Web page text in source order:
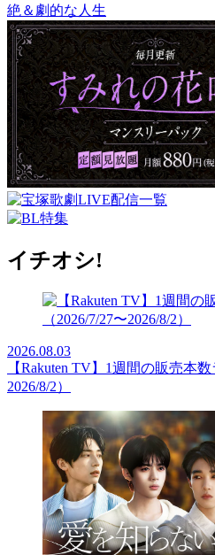
絶＆劇的な人生
イチオシ!
2026.08.03
【Rakuten TV】1週間の販売本
2026/8/2）